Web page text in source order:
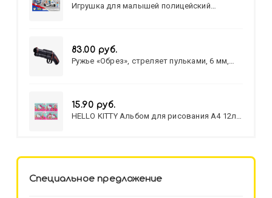
Игрушка для малышей полицейский
83.00 руб.
Ружье «Обрез», стреляет пульками, 6 мм,
15.90 руб.
HELLO KITTY Альбом для рисования А4 12л.
Специальное предложение